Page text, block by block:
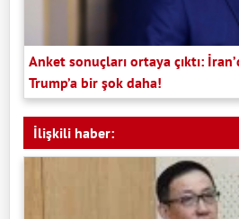
Anket sonuçları ortaya çıktı:
Trump’a bir şok daha!
İlişkili haber: